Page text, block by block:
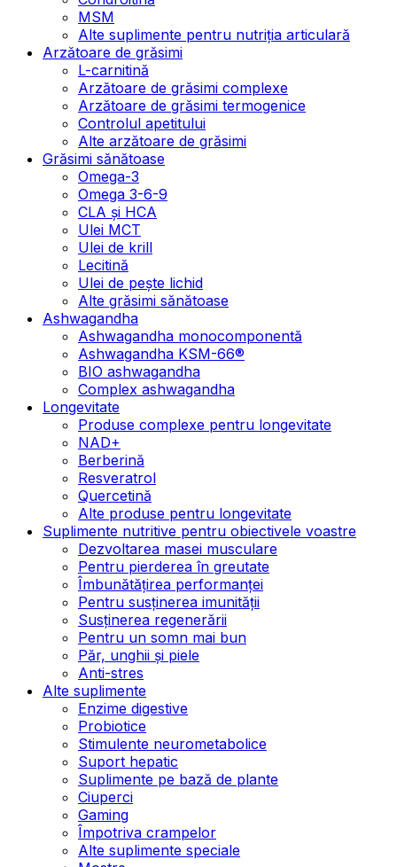
MSM
Alte suplimente pentru nutriția articulară
Arzătoare de grăsimi
L-carnitină
Arzătoare de grăsimi complexe
Arzătoare de grăsimi termogenice
Controlul apetitului
Alte arzătoare de grăsimi
Grăsimi sănătoase
Omega-3
Omega 3-6-9
CLA şi HCA
Ulei MCT
Ulei de krill
Lecitină
Ulei de pește lichid
Alte grăsimi sănătoase
Ashwagandha
Ashwagandha monocomponentă
Ashwagandha KSM-66®
BIO ashwagandha
Complex ashwagandha
Longevitate
Produse complexe pentru longevitate
NAD+
Berberină
Resveratrol
Quercetină
Alte produse pentru longevitate
Suplimente nutritive pentru obiectivele voastre
Dezvoltarea masei musculare
Pentru pierderea în greutate
Îmbunătățirea performanței
Pentru susținerea imunității
Susținerea regenerării
Pentru un somn mai bun
Păr, unghii și piele
Anti-stres
Alte suplimente
Enzime digestive
Probiotice
Stimulente neurometabolice
Suport hepatic
Suplimente pe bază de plante
Ciuperci
Gaming
Împotriva crampelor
Alte suplimente speciale